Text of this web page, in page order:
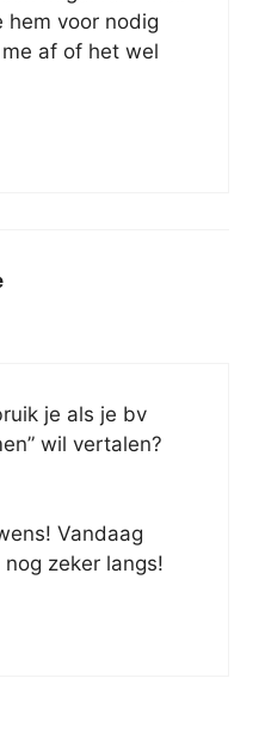
hem voor nodig
af of het wel
je als je bv
wil vertalen?
Vandaag
zeker langs!